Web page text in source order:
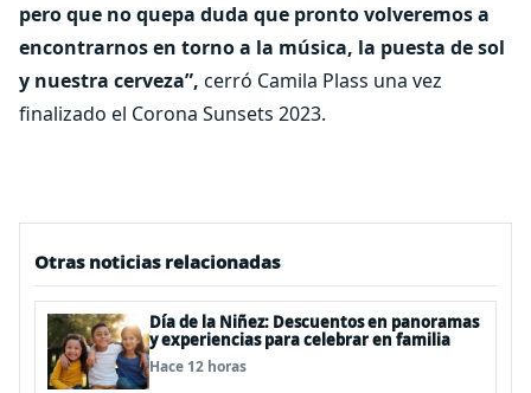
pero que no quepa duda que pronto volveremos a
encontrarnos en torno a la música, la puesta de sol
y nuestra cerveza”, cerró Camila Plass una vez
finalizado el Corona Sunsets 2023.
Otras noticias relacionadas
Día de la Niñez: Descuentos en panoramas
y experiencias para celebrar en familia
Hace 12 horas